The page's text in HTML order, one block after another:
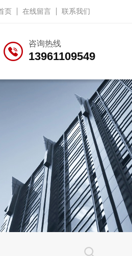
页 在线留言 联系我们
咨询热线
13961109549